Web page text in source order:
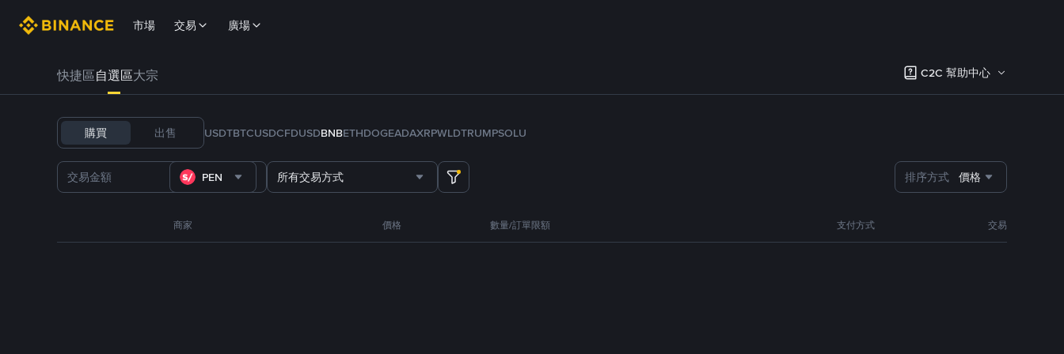
市場 交易 廣場
快捷區自選區大宗 C2C 幫助中心
購買 出售 USDTBTCUSDCFDUSDBNBETHDOGEADAXRPWLDTRUMPSOLU
PEN 所有交易方式 排序方式 價格
商家 價格 數量/訂單限額 支付方式 交易